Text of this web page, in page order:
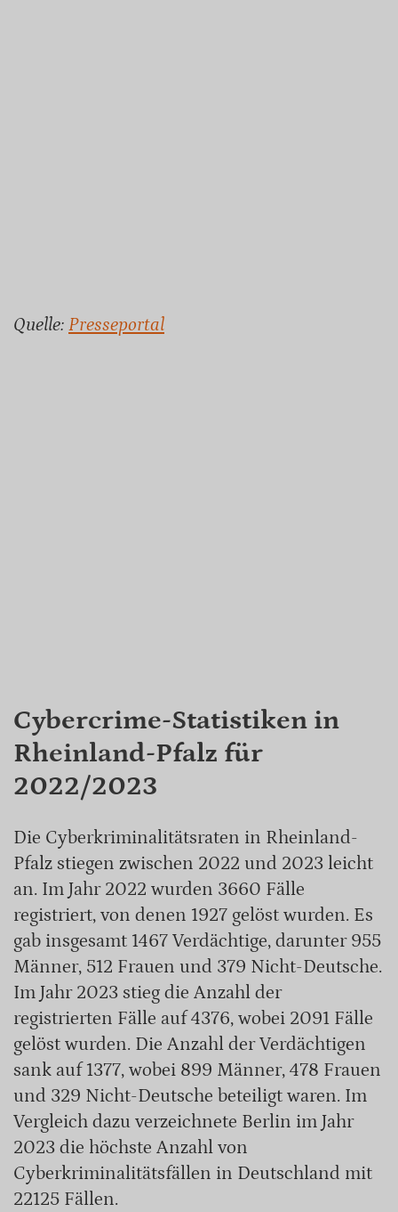
Quelle: Presseportal
Cybercrime-Statistiken in
Rheinland-Pfalz für
2022/2023
Die Cyberkriminalitätsraten in Rheinland-
Pfalz stiegen zwischen 2022 und 2023 leicht
an. Im Jahr 2022 wurden 3660 Fälle
registriert, von denen 1927 gelöst wurden. Es
gab insgesamt 1467 Verdächtige, darunter 955
Männer, 512 Frauen und 379 Nicht-Deutsche.
Im Jahr 2023 stieg die Anzahl der
registrierten Fälle auf 4376, wobei 2091 Fälle
gelöst wurden. Die Anzahl der Verdächtigen
sank auf 1377, wobei 899 Männer, 478 Frauen
und 329 Nicht-Deutsche beteiligt waren. Im
Vergleich dazu verzeichnete Berlin im Jahr
2023 die höchste Anzahl von
Cyberkriminalitätsfällen in Deutschland mit
22125 Fällen.